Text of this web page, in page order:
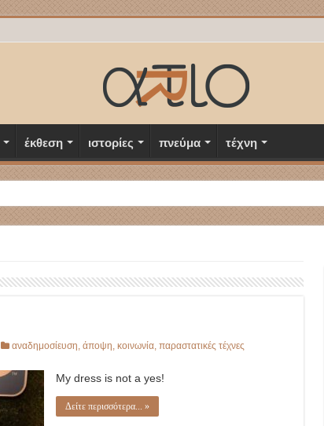
έκθεση ιστορίες πνεύμα τέχνη
αναδημοσίευση άποψη κοινωνία, παραστατικές τέχνες
My dress is not a yes!
Δείτε περισσότερα... »